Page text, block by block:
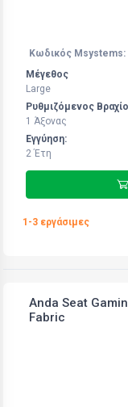
Κωδικός Msystems:
Μέγεθος
Large
Ρυθμιζόμενος
1 Άξoνας
Εγγύηση:
2 Έτη
1-3 εργάσιμες
Anda Seat
Fabric